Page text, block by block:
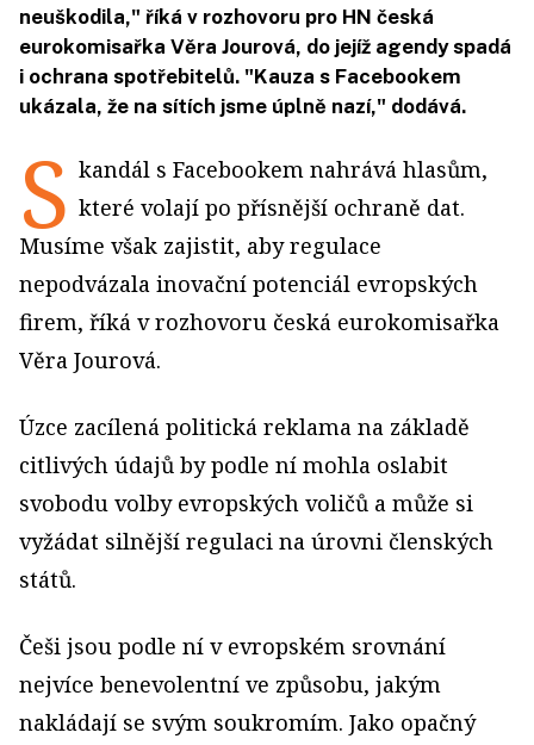
neuškodila," říká v rozhovoru pro HN česká
eurokomisařka Věra Jourová, do jejíž agendy spadá
i ochrana spotřebitelů. "Kauza s Facebookem
ukázala, že na sítích jsme úplně nazí," dodává.
S kandál s Facebookem nahrává hlasům,
které volají po přísnější ochraně dat.
Musíme však zajistit, aby regulace
nepodvázala inovační potenciál evropských
firem, říká v rozhovoru česká eurokomisařka
Věra Jourová.
Úzce zacílená politická reklama na základě
citlivých údajů by podle ní mohla oslabit
svobodu volby evropských voličů a může si
vyžádat silnější regulaci na úrovni členských
států.
Češi jsou podle ní v evropském srovnání
nejvíce benevolentní ve způsobu, jakým
nakládají se svým soukromím. Jako opačný